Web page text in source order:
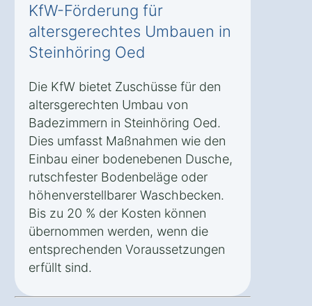
KfW-Förderung für
altersgerechtes Umbauen in
Steinhöring Oed
Die KfW bietet Zuschüsse für den
altersgerechten Umbau von
Badezimmern in Steinhöring Oed.
Dies umfasst Maßnahmen wie den
Einbau einer bodenebenen Dusche,
rutschfester Bodenbeläge oder
höhenverstellbarer Waschbecken.
Bis zu 20 % der Kosten können
übernommen werden, wenn die
entsprechenden Voraussetzungen
erfüllt sind.